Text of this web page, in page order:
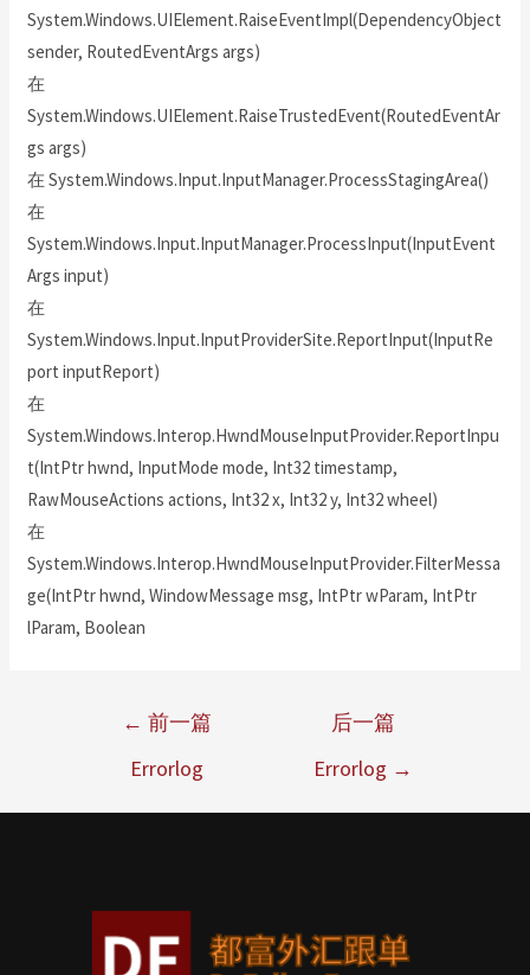
System.Windows.UIElement.RaiseEventImpl(DependencyObject
sender, RoutedEventArgs args)
在
System.Windows.UIElement.RaiseTrustedEvent(RoutedEventAr
gs args)
在 System.Windows.Input.InputManager.ProcessStagingArea()
在
System.Windows.Input.InputManager.ProcessInput(InputEvent
Args input)
在
System.Windows.Input.InputProviderSite.ReportInput(InputRe
port inputReport)
在
System.Windows.Interop.HwndMouseInputProvider.ReportInpu
t(IntPtr hwnd, InputMode mode, Int32 timestamp,
RawMouseActions actions, Int32 x, Int32 y, Int32 wheel)
在
System.Windows.Interop.HwndMouseInputProvider.FilterMessa
ge(IntPtr hwnd, WindowMessage msg, IntPtr wParam, IntPtr
lParam, Boolean
← 前一篇
Errorlog
后一篇
Errorlog →